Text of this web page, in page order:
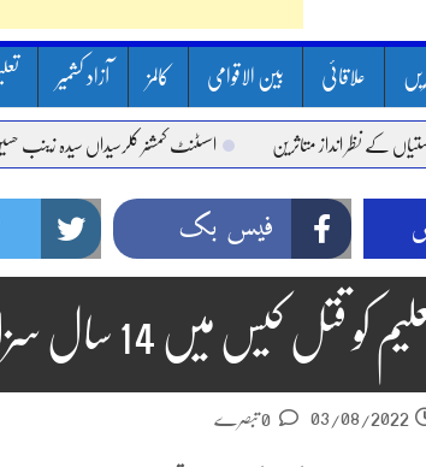
علاقائی بین الاقوامی کالمز آزاد کشمیر
نظر انداز متاثرین اسسٹنٹ کمشنر کلرسیداں سیدہ زینب حسین
فیس بک
قتل کیس میں 14 سال سزا کا حکم
03/08/2022